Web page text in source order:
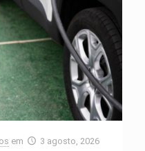
em 3 agosto, 2026